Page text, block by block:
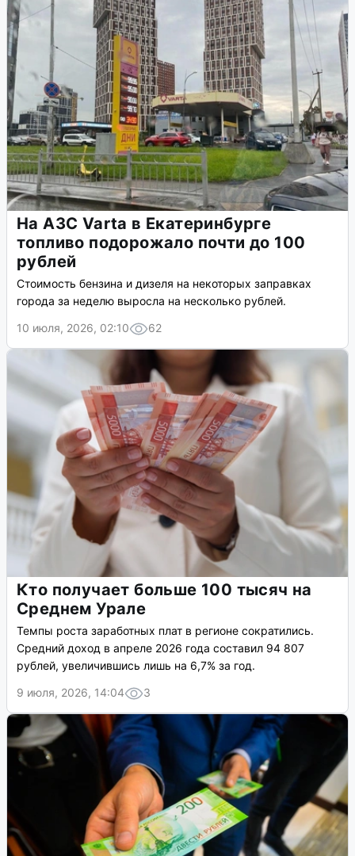
На АЗС Varta в Екатеринбурге
топливо подорожало почти до 100
рублей
Стоимость бензина и дизеля на некоторых заправках
города за неделю выросла на несколько рублей.
10 июля, 2026, 02:10
62
Кто получает больше 100 тысяч на
Среднем Урале
Темпы роста заработных плат в регионе сократились.
Средний доход в апреле 2026 года составил 94 807
рублей, увеличившись лишь на 6,7% за год.
9 июля, 2026, 14:04
3